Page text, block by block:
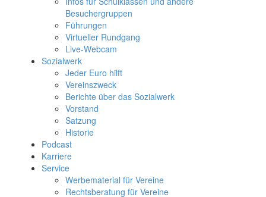
Besuchergruppen
Führungen
Virtueller Rundgang
Live-Webcam
Sozialwerk
Jeder Euro hilft
Vereinszweck
Berichte über das Sozialwerk
Vorstand
Satzung
Historie
Podcast
Karriere
Service
Werbematerial für Vereine
Rechtsberatung für Vereine